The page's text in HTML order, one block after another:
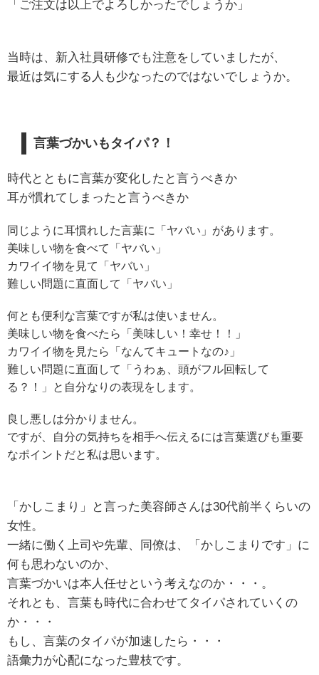
「ご注文は以上でよろしかったでしょうか」
当時は、新入社員研修でも注意をしていましたが、
最近は気にする人も少なったのではないでしょうか。
言葉づかいもタイパ？！
時代とともに言葉が変化したと言うべきか
耳が慣れてしまったと言うべきか
同じように耳慣れした言葉に「ヤバい」があります。
美味しい物を食べて「ヤバい」
カワイイ物を見て「ヤバい」
難しい問題に直面して「ヤバい」
何とも便利な言葉ですが私は使いません。
美味しい物を食べたら「美味しい！幸せ！！」
カワイイ物を見たら「なんてキュートなの♪」
難しい問題に直面して「うわぁ、頭がフル回転して
る？！」と自分なりの表現をします。
良し悪しは分かりません。
ですが、自分の気持ちを相手へ伝えるには言葉選びも重要
なポイントだと私は思います。
「かしこまり」と言った美容師さんは30代前半くらいの
女性。
一緒に働く上司や先輩、同僚は、「かしこまりです」に
何も思わないのか、
言葉づかいは本人任せという考えなのか・・・。
それとも、言葉も時代に合わせてタイパされていくの
か・・・
もし、言葉のタイパが加速したら・・・
語彙力が心配になった豊枝です。